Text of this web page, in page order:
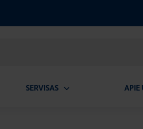
SERVISAS APIE